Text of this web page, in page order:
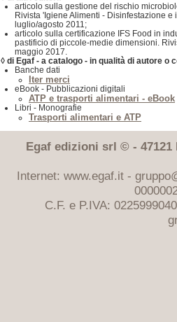
articolo sulla gestione del rischio
Rivista 'Igiene Alimenti - Disinfestazione
luglio/agosto 2011;
articolo sulla certificazione IFS Food in
pastificio di piccole-medie dimensioni.
maggio 2017.
◊ di Egaf - a catalogo - in qualità di autore o
Banche dati
Iter merci
eBook - Pubblicazioni digitali
ATP e trasporti alimentari - eBook
Libri - Monografie
Trasporti alimentari e ATP
Egaf edizioni srl © - 47121
Internet: www.egaf.it -
C.F. e P.IVA: